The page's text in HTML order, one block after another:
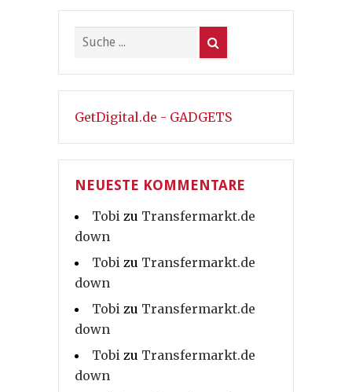
GetDigital.de - GADGETS
NEUESTE KOMMENTARE
Tobi zu Transfermarkt.de
down
Tobi zu Transfermarkt.de
down
Tobi zu Transfermarkt.de
down
Tobi zu Transfermarkt.de
down